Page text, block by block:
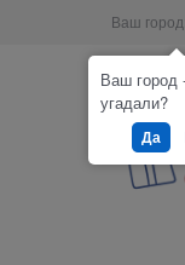
Ваш город:
Ваш город
угадали?
Да